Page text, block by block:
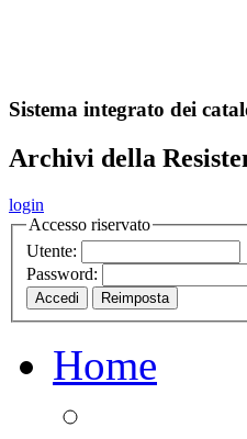
Sistema integrato dei
Archivi della
login
Accesso riservato
Utente:
Password:
Home